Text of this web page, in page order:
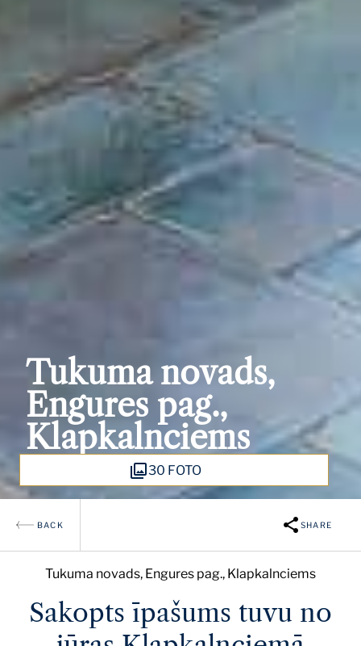
Tukuma novads,
Engures pag.,
Klapkalnciems
30 FOTO
BACK SHARE
Tukuma novads, Engures pag., Klapkalnciems
Sakopts īpašums tuvu no